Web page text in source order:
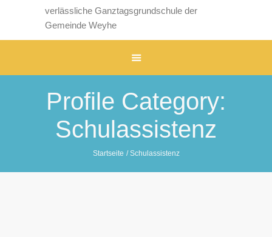
verlässliche Ganztagsgrundschule der
Gemeinde Weyhe
Profile Category:
Schulassistenz
Startseite /Schulassistenz